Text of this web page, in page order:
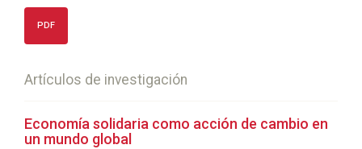
PDF
Artículos de investigación
Economía solidaria como acción de cambio en
un mundo global